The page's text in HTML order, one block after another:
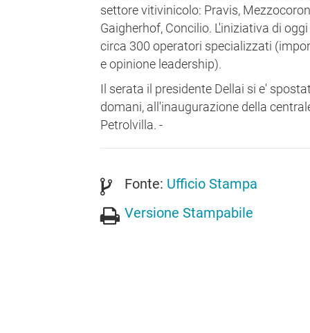
settore vitivinicolo: Pravis,
Gaigherhof, Concilio. L'iniziativa di
circa 300 operatori specializzati
e opinione leadership).
Il serata il presidente Dellai si e'
domani, all'inaugurazione della
Petrolvilla. -
Fonte: Ufficio Stampa
Versione Stampabile